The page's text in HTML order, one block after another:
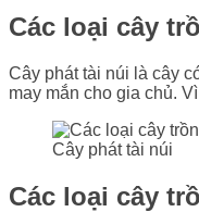
Các loại cây
Cây phát tài núi là cây
may mắn cho gia chủ.
Cây phát tài núi
Các loại cây